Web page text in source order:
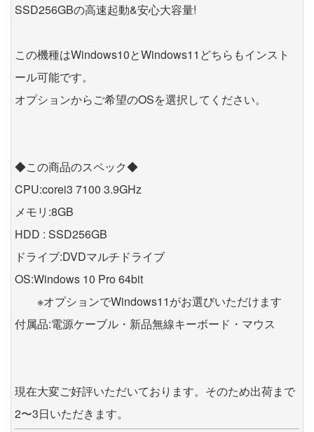
SSD256GBの高速起動&安心大容量!
この機種はWindows10とWindows11どちらもインスト
ール可能です。
オプションからご希望のOSを選択してください。
◆この商品のスペック◆
CPU:corei3 7100 3.9GHz
メモリ:8GB
HDD : SSD256GB
ドライブ:DVDマルチドライブ
OS:Windows 10 Pro 64bit
※オプションでWindows11がお選びいただけます
付属品:電源ケーブル・新品無線キーボード・マウス
現在大変ご好評いただいております。そのため出荷まで
2〜3日いただきます。